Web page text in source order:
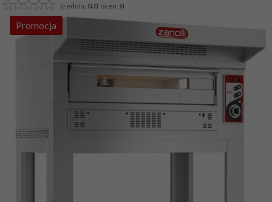
średnia: 0.0ocen: 0
Promocja